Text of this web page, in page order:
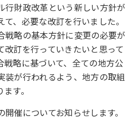
行財政改革という新しい方針が
、必要な改訂を行いました。
戦略の基本方針に変更の必要が
改訂を行っていきたいと思って
戦略に基づいて、全ての地方公
装が行われるよう、地方の取組
す。
催についてお知らせします。